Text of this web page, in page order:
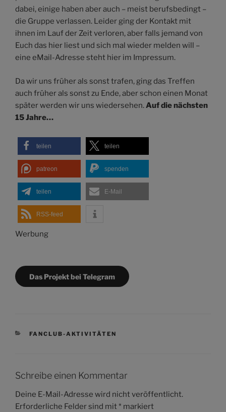
dabei, einige haben aber auch – meist berufsbedingt –
die Gruppe verlassen. Leider ging der Kontakt mit
ihnen im Lauf der Zeit verloren, aber falls jemand von
Euch das hier liest und sich mal wieder melden will –
eine eMail-Adresse steht hier im Impressum.
Da wir uns früher als sonst trafen, ging das Treffen
auch früher als sonst zu Ende, aber schon einen Monat
später werden wir uns wiedersehen.Auf die nächsten
15 Jahre…
teilen teilen
patreon spenden
teilen E-Mail
RSS-feed
Werbung
Das Projekt bei Telegram
KATEGORIEN
FANCLUB-AKTIVITÄTEN
Schreibe einen Kommentar
Deine E-Mail-Adresse wird nicht veröffentlicht.
Erforderliche Felder sind mit* markiert